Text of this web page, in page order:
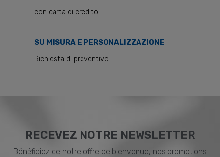
con carta di credito
SU MISURA E PERSONALIZZAZIONE
Richiesta di preventivo
RECEVEZ NOTRE NEWSLETTER
Bénéficiez de notre offre de bienvenue, nos promotions